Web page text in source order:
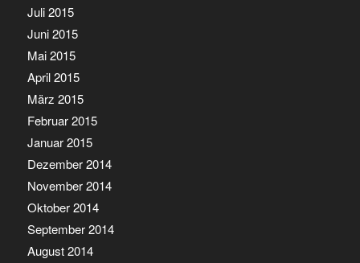
Juli 2015
Juni 2015
Mai 2015
April 2015
März 2015
Februar 2015
Januar 2015
Dezember 2014
November 2014
Oktober 2014
September 2014
August 2014